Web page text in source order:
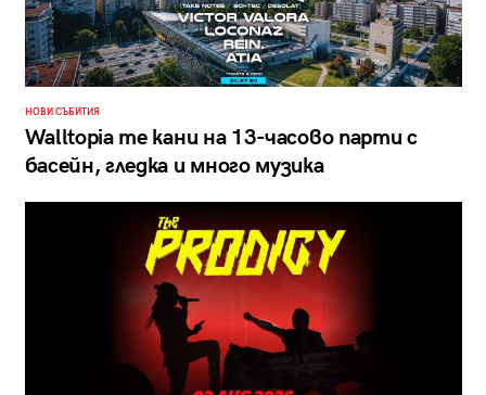
НОВИ СЪБИТИЯ
Walltopia те кани на 13-часово парти с
басейн, гледка и много музика